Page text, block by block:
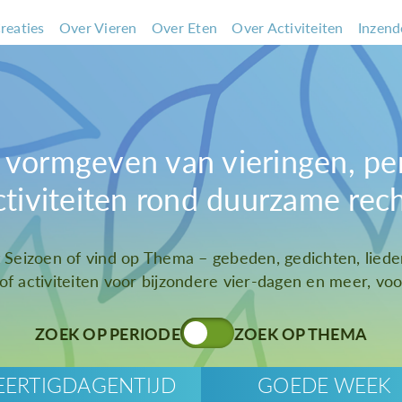
Over Vieren Over Eten Over Activiteiten
van vieringen,
rond duurzame
of vind op Thema – gebeden, gedichten,
of activiteiten voor bijzondere vier-dagen en meer,
ZOEK OP PERIODE ZOEK OP THEMA
GOEDE WEEK